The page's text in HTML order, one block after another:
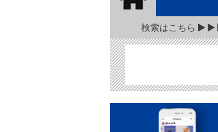
検索はこちら